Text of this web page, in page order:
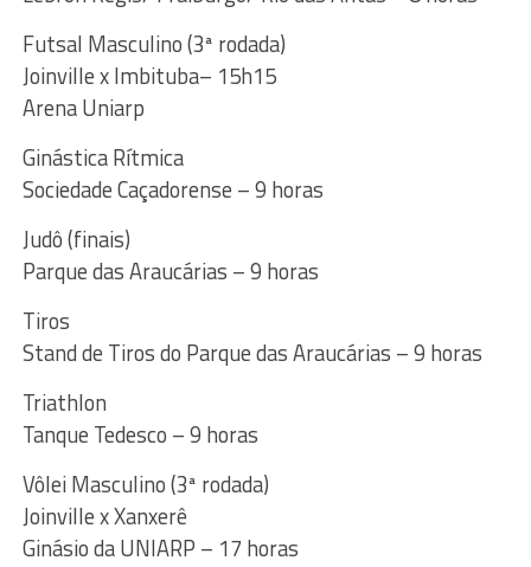
Futsal Masculino (3ª rodada)
Joinville x Imbituba– 15h15
Arena Uniarp
Ginástica Rítmica
Sociedade Caçadorense – 9 horas
Judô (finais)
Parque das Araucárias – 9 horas
Tiros
Stand de Tiros do Parque das Araucárias – 9 horas
Triathlon
Tanque Tedesco – 9 horas
Vôlei Masculino (3ª rodada)
Joinville x Xanxerê
Ginásio da UNIARP – 17 horas